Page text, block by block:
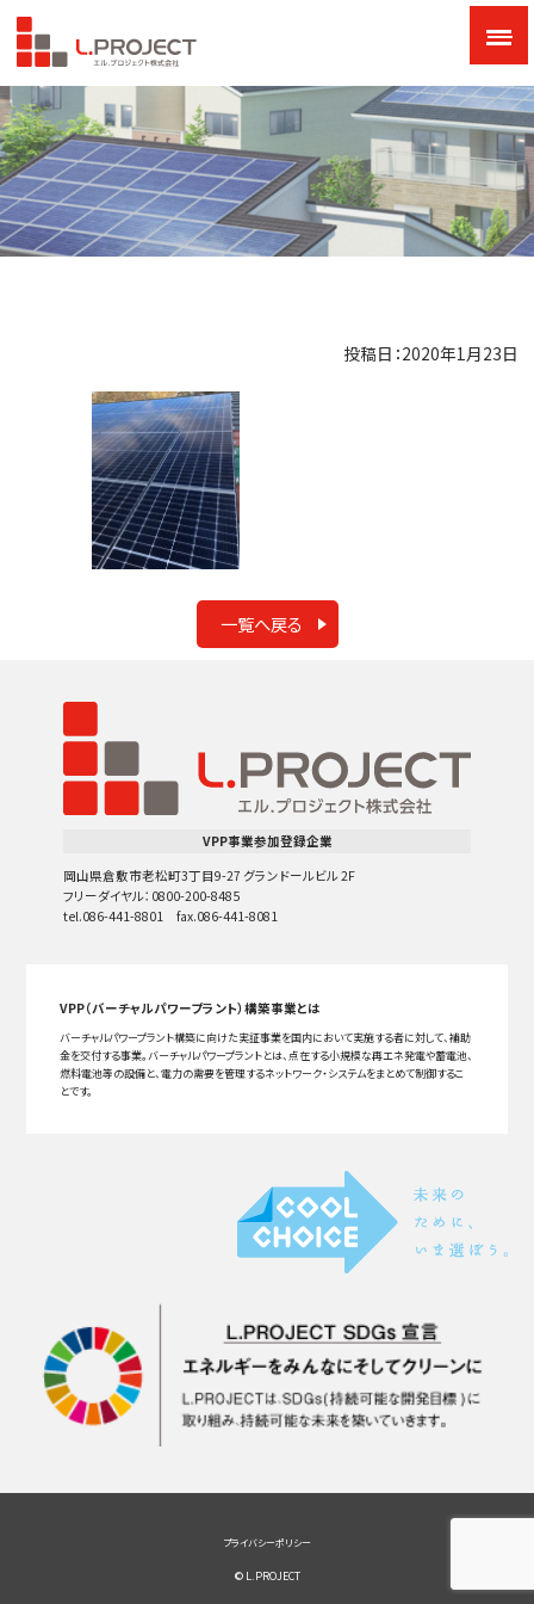
投稿日：2020年1月23日
一覧へ戻る
VPP事業参加登録企業
岡山県倉敷市老松町3丁目9-27 グランドールビル 2F
フリーダイヤル：0800-200-8485
tel.086-441-8801 fax.086-441-8081
VPP（バーチャルパワープラント）構築事業とは
バーチャルパワープラント構築に向けた実証事業を国内において実施する者に対して、補助
金を交付する事業。バーチャルパワープラントとは、点在する小規模な再エネ発電や蓄電池、
燃料電池等の設備と、電力の需要を管理するネットワーク・システムをまとめて制御するこ
とです。
プライバシーポリシー
© L.PROJECT